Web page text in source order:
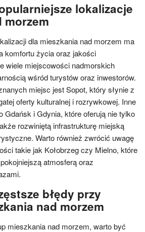
lokalizacje
morzem
dla mieszkania nad morzem ma
komfortu życia oraz jakości
wiele miejscowości nadmorskich
wśród turystów oraz inwestorów.
miejsc jest Sopot, który słynie z
oferty kulturalnej i rozrywkowej. Inne
Gdańsk i Gdynia, które oferują nie tylko
rozwiniętą infrastrukturę miejską
Warto również zwrócić uwagę
takie jak Kołobrzeg czy Mielno, które
atmosferą oraz
błędy przy
nad morzem
mieszkania nad morzem, warto być